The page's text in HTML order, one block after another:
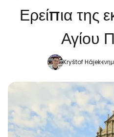
Ερείπια της
Αγίου
Kryštof Hájek
Συνεχίστε
Συνεχίστε